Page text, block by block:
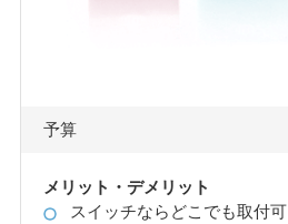
予算
メリット・デメリット
スイッチならどこでも取付可